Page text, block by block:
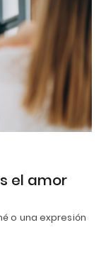
el amor
o una expresión